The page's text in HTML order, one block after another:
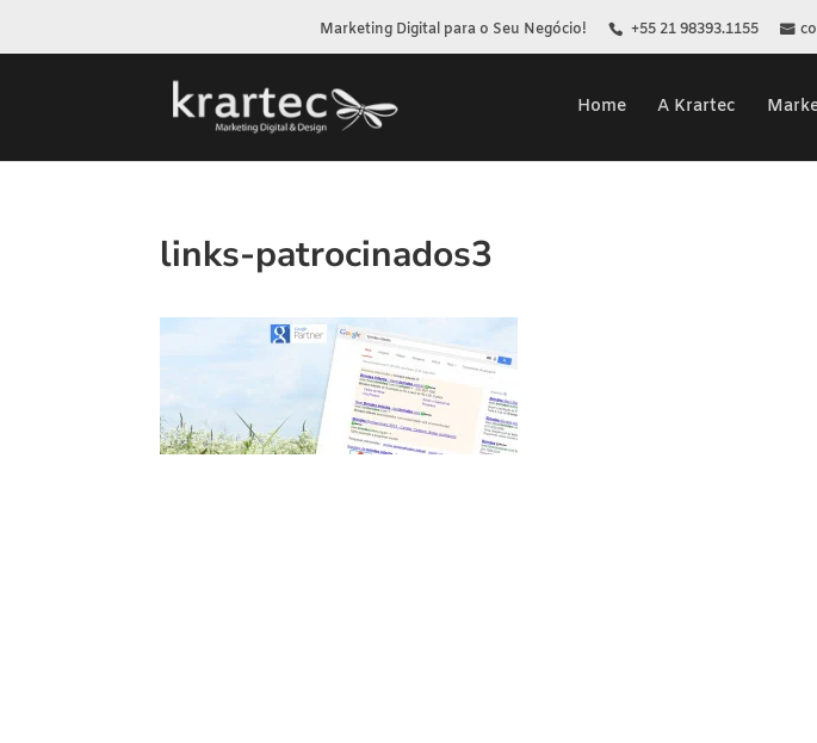
Marketing Digital para o Seu Negócio! +55 21 98393.1155
Home A Krartec
links-patrocinados3